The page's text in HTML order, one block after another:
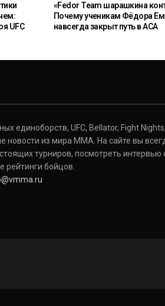
UFC
«Fedor Team шарашкина
Почему ученикам Фёдора
навсегда закрыт путь в ACA
единоборств, UFC, Bellator, Fight Nights,
новости из мира ММА. На сайте вы
турниров, посмотреть интервью
бойцов.